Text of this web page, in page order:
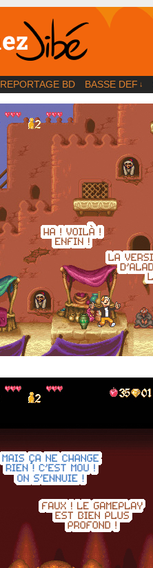
BD | Illustration | Blog
REPORTAGE BD BASSE DEF ↓